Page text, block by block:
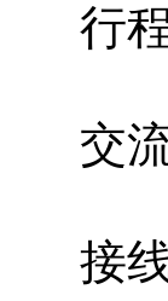
行程
交流
接线